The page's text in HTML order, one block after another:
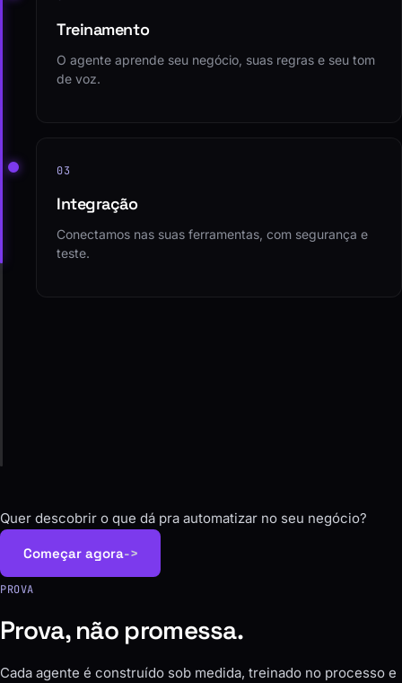
Treinamento
O agente aprende seu negócio, suas regras e seu tom
de voz.
03
Integração
Conectamos nas suas ferramentas, com segurança e
teste.
Quer descobrir o que dá pra automatizar no seu negócio?
Começar agora->
PROVA
Prova, não promessa.
Cada agente é construído sob medida, treinado no processo e